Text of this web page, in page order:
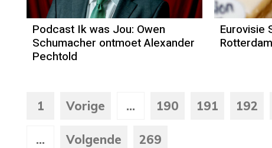
Podcast Ik was Jou: Owen
Schumacher ontmoet Alexander
Pechtold
Eurovisie
1 Vorige ... 190 191 192
... Volgende 269